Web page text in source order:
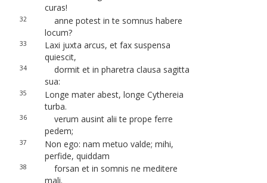
curas!
32
anne potest in te somnus habere
locum?
33
Laxi juxta arcus, et fax suspensa
quiescit,
34
dormit et in pharetra clausa sagitta
sua:
35
Longe mater abest, longe Cythereia
turba.
36
verum ausint alii te prope ferre
pedem;
37
Non ego: nam metuo valde; mihi,
perfide, quiddam
38
forsan et in somnis ne meditere
mali.